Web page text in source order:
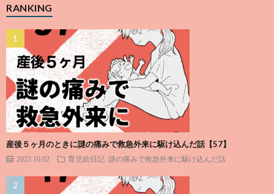
RANKING
産後５ヶ月のときに謎の痛みで救急外来に駆け込んだ話【57】
2023.10.02 育児絵日記 謎の痛みで救急外来に駆け込んだ話